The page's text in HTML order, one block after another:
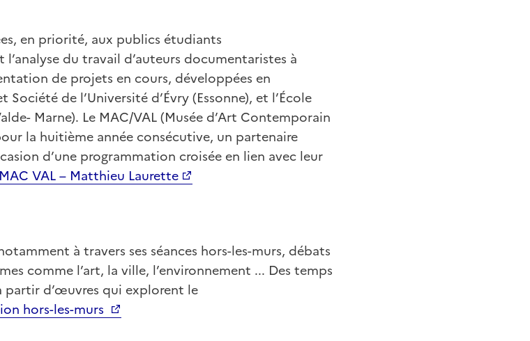
en priorité, aux publics étudiants
du travail d’auteurs documentaristes à
de projets en cours, développées en
de l’Université d’Évry (Essonne), et l’École
Marne). Le MAC/VAL (Musée d’Art Contemporain
la huitième année consécutive, un partenaire
d’une programmation croisée en lien avec leur
VAL – Matthieu Laurette
à travers ses séances hors-les-murs, débats
comme l’art, la ville, l’environnement ... Des temps
partir d’œuvres qui explorent le
hors-les-murs